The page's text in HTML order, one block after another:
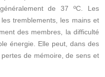
de 37 ºC. Les
tremblements, les mains et
des membres, la difficulté
énergie. Elle peut, dans des
de mémoire, de sens et